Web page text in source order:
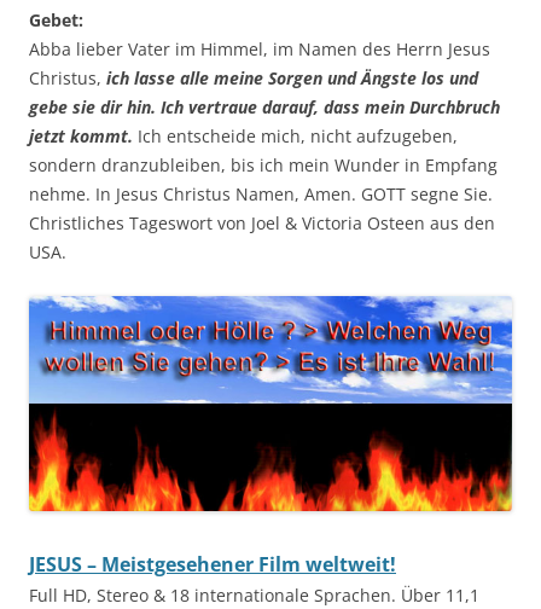
Gebet:
Abba lieber Vater im Himmel, im Namen des Herrn Jesus
Christus, ich lasse alle meine Sorgen und Ängste los und
gebe sie dir hin. Ich vertraue darauf, dass mein Durchbruch
jetzt kommt. Ich entscheide mich, nicht aufzugeben,
sondern dranzubleiben, bis ich mein Wunder in Empfang
nehme. In Jesus Christus Namen, Amen. GOTT segne Sie.
Christliches Tageswort von Joel & Victoria Osteen aus den
USA.
JESUS – Meistgesehener Film weltweit!
Full HD, Stereo & 18 internationale Sprachen. Über 11,1